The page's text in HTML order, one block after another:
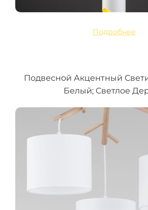
Подробнее
Подвесной Акцентный
Белый; Светлое